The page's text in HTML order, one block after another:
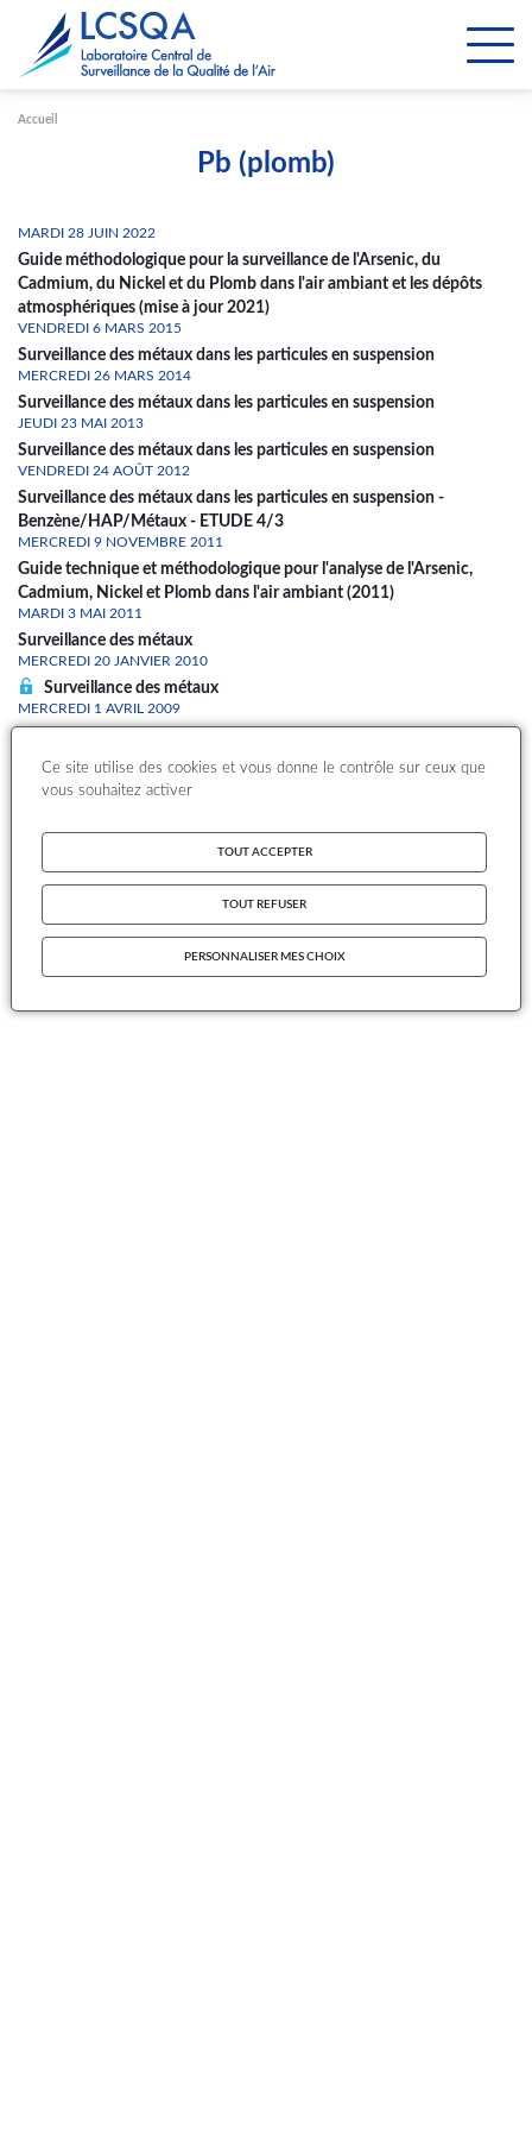
Accueil
Pb (plomb)
MARDI 28 JUIN 2022
Guide méthodologique pour la surveillance de l'Arsenic, du
Cadmium, du Nickel et du Plomb dans l'air ambiant et les dépôts
atmosphériques (mise à jour 2021)
VENDREDI 6 MARS 2015
Surveillance des métaux dans les particules en suspension
MERCREDI 26 MARS 2014
Surveillance des métaux dans les particules en suspension
JEUDI 23 MAI 2013
Surveillance des métaux dans les particules en suspension
VENDREDI 24 AOÛT 2012
Surveillance des métaux dans les particules en suspension -
Benzène/HAP/Métaux - ETUDE 4/3
MERCREDI 9 NOVEMBRE 2011
Guide technique et méthodologique pour l'analyse de l'Arsenic,
Cadmium, Nickel et Plomb dans l'air ambiant (2011)
MARDI 3 MAI 2011
Surveillance des métaux
MERCREDI 20 JANVIER 2010
Surveillance des métaux
MERCREDI 1 AVRIL 2009
Prélèvement et analyse des métaux dans les particules en suspension
Pagination
2
page
Paramétrer les cookies
Ce site utilise des cookies et vous donne le contrôle sur ceux que
vous souhaitez activer
TOUT ACCEPTER
TOUT REFUSER
PERSONNALISER MES CHOIX